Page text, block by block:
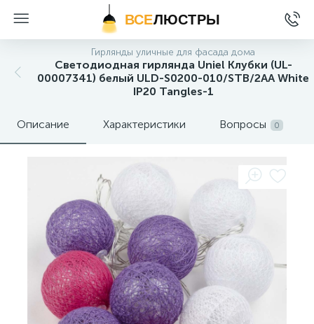
ВСЕЛЮСТРЫ
Гирлянды уличные для фасада дома
Светодиодная гирлянда Uniel Клубки (UL-
00007341) белый ULD-S0200-010/STB/2AA White
IP20 Tangles-1
Описание Характеристики Вопросы 0